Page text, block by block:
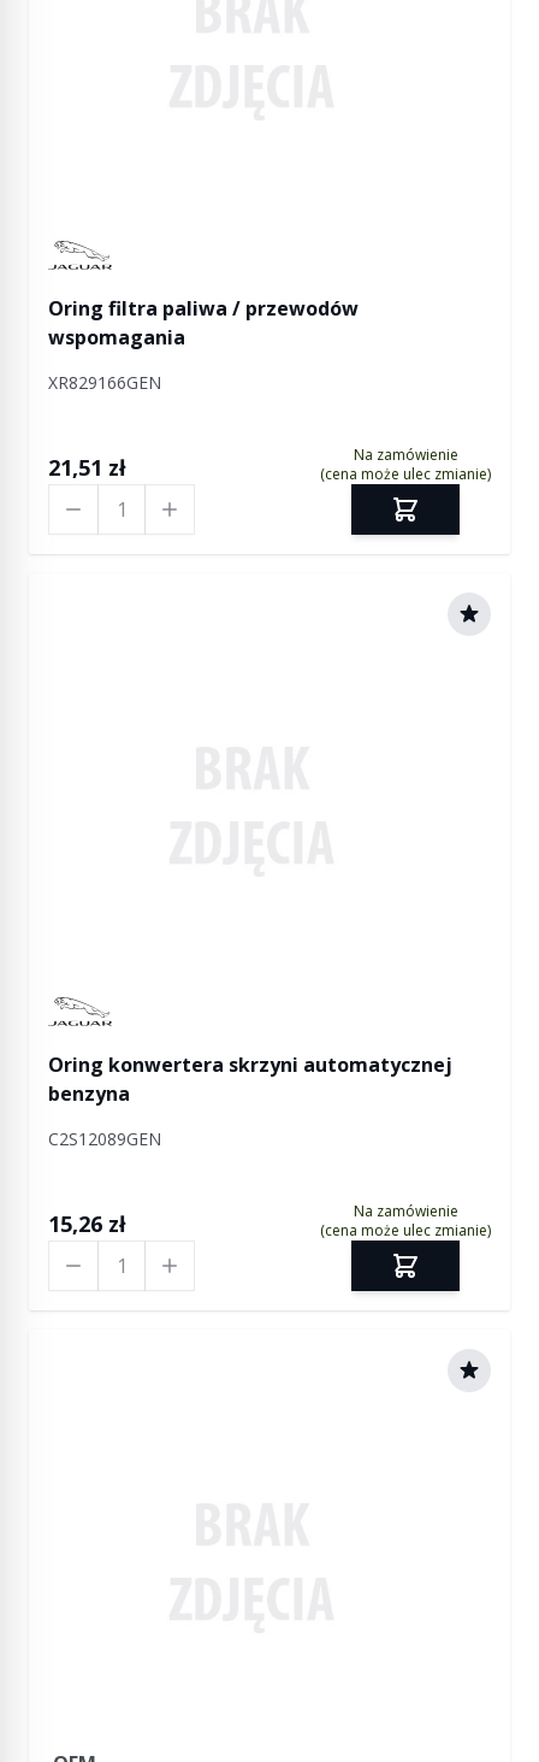
Manufactured by Jaguar
Oring filtra paliwa / przewodów
wspomagania
XR829166GEN
21,51 zł
Na zamówienie
(cena może ulec zmianie)
Manufactured by Jaguar
Oring konwertera skrzyni automatycznej
benzyna
C2S12089GEN
15,26 zł
Na zamówienie
(cena może ulec zmianie)